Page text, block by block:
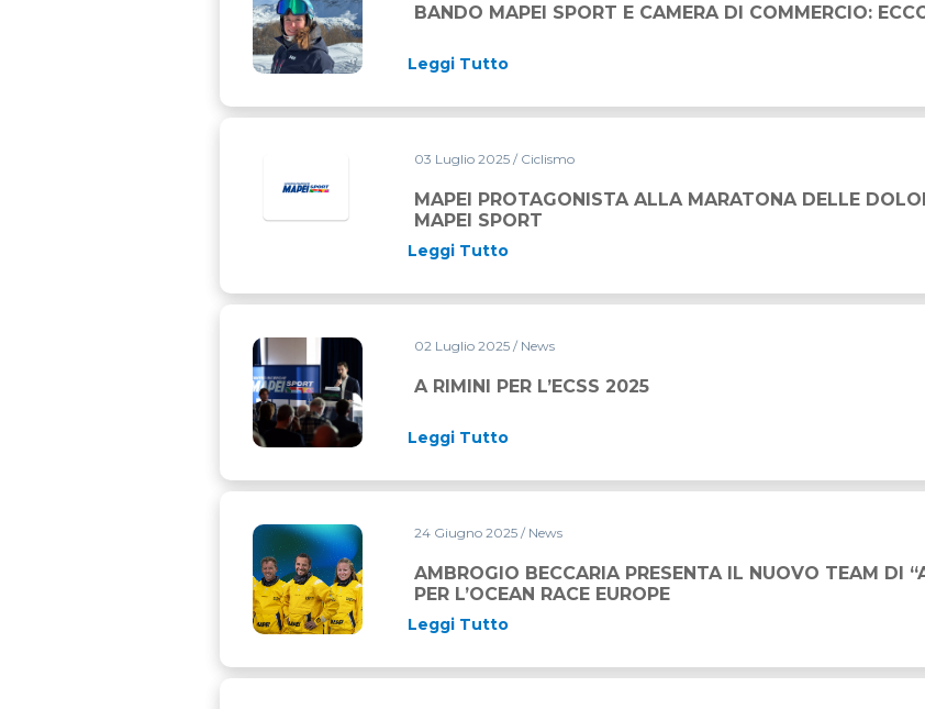
BANDO MAPEI SPORT E CAMERA DI COMMERCIO:
Leggi Tutto
03 Luglio 2025 / Ciclismo
MAPEI PROTAGONISTA ALLA MARATONA DELLE
MAPEI SPORT
Leggi Tutto
A RIMINI PER L’ECSS 2025
02 Luglio 2025 / News
A RIMINI PER L’ECSS 2025
Leggi Tutto
AMBROGIO BECCARIA PRESENTA IL NUOVO TEAM DI “ALLAGRANDE MAPEI” PER
24 Giugno 2025 / News
AMBROGIO BECCARIA PRESENTA IL NUOVO TEAM DI
PER L’OCEAN RACE EUROPE
Leggi Tutto